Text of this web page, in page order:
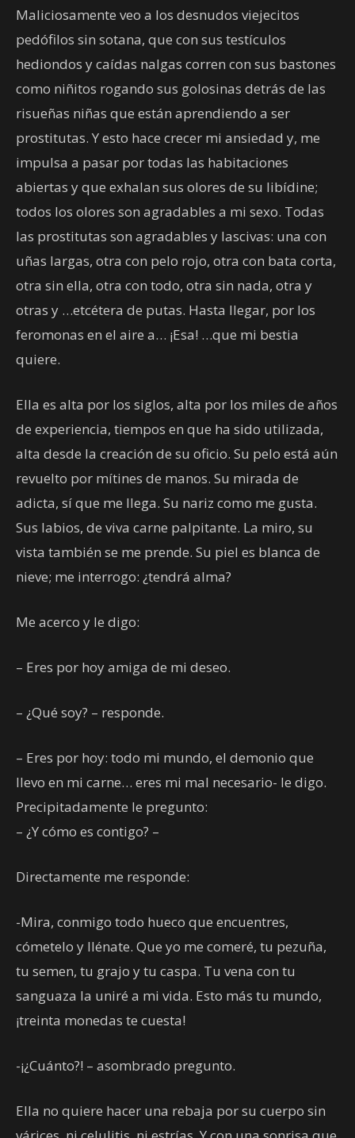
Maliciosamente veo a los desnudos viejecitos
pedófilos sin sotana, que con sus testículos
hediondos y caídas nalgas corren con sus bastones
como niñitos rogando sus golosinas detrás de las
risueñas niñas que están aprendiendo a ser
prostitutas. Y esto hace crecer mi ansiedad y, me
impulsa a pasar por todas las habitaciones
abiertas y que exhalan sus olores de su libídine;
todos los olores son agradables a mi sexo. Todas
las prostitutas son agradables y lascivas: una con
uñas largas, otra con pelo rojo, otra con bata corta,
otra sin ella, otra con todo, otra sin nada, otra y
otras y …etcétera de putas. Hasta llegar, por los
feromonas en el aire a… ¡Esa! …que mi bestia
quiere.
Ella es alta por los siglos, alta por los miles de años
de experiencia, tiempos en que ha sido utilizada,
alta desde la creación de su oficio. Su pelo está aún
revuelto por mítines de manos. Su mirada de
adicta, sí que me llega. Su nariz como me gusta.
Sus labios, de viva carne palpitante. La miro, su
vista también se me prende. Su piel es blanca de
nieve; me interrogo: ¿tendrá alma?
Me acerco y le digo:
– Eres por hoy amiga de mi deseo.
– ¿Qué soy? – responde.
– Eres por hoy: todo mi mundo, el demonio que
llevo en mi carne… eres mi mal necesario- le digo.
Precipitadamente le pregunto:
– ¿Y cómo es contigo? –
Directamente me responde:
-Mira, conmigo todo hueco que encuentres,
cómetelo y llénate. Que yo me comeré, tu pezuña,
tu semen, tu grajo y tu caspa. Tu vena con tu
sanguaza la uniré a mi vida. Esto más tu mundo,
¡treinta monedas te cuesta!
-¡¿Cuánto?! – asombrado pregunto.
Ella no quiere hacer una rebaja por su cuerpo sin